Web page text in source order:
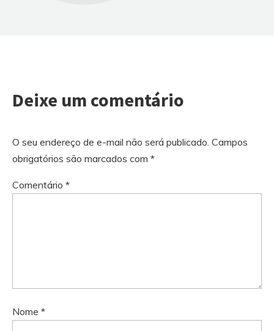
Deixe um comentário
O seu endereço de e-mail não será publicado. Campos
obrigatórios são marcados com *
Comentário *
Nome *